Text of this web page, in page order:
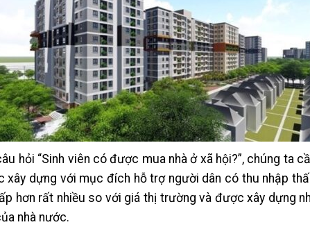
hỏi “Sinh viên có được mua nhà ở xã hội?”, chúng ta
xây dựng với mục đích hỗ trợ người dân có thu nhập
hơn rất nhiều so với giá thị trường và được xây dựng
nhà nước.